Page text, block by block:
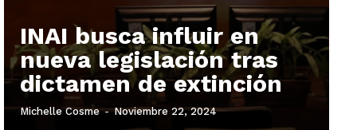
INAI busca influir en
nueva legislación tras
dictamen de extinción
Michelle Cosme - Noviembre 22, 2024